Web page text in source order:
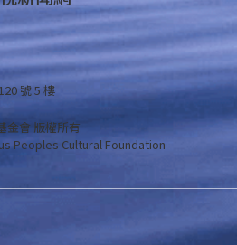
號 5 樓
金會 版權所有
Peoples Cultural Foundation